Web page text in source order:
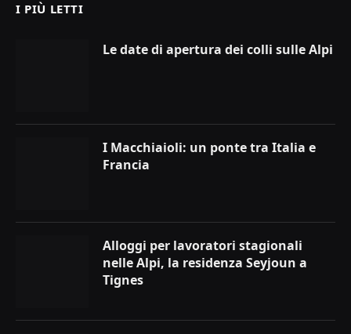
I PIÙ LETTI
Le date di apertura dei colli sulle Alpi
I Macchiaioli: un ponte tra Italia e
Francia
Alloggi per lavoratori stagionali
nelle Alpi, la residenza Seyjoun a
Tignes